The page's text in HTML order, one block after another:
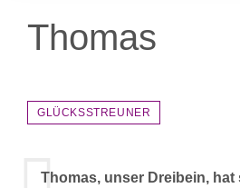
Thomas
GLÜCKSSTREUNER
Thomas, unser Dreibein, hat